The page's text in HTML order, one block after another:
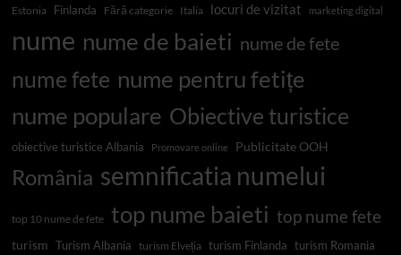
Estonia Finlanda Fără categorie Italia locuri de vizitat marketing digital
nume nume de baieti nume de fete
nume fete nume pentru fetițe
nume populare Obiective turistice
obiective turistice Albania Promovare online Publicitate OOH
România semnificatia numelui
top 10 nume de fete top nume baieti top nume fete
turism Turism Albania turism Elveția turism Finlanda turism Romania